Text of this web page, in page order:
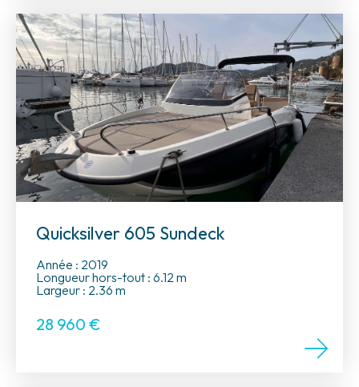
Quicksilver 605 Sundeck
Année : 2019
Longueur hors-tout : 6.12 m
Largeur : 2.36 m
28 960 €